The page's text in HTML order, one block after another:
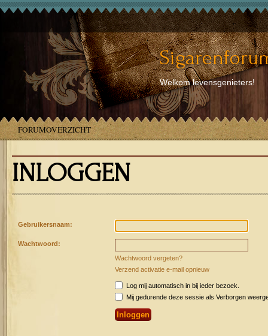
Welkom levensgenieters!
FORUMOVERZICHT
INLOGGEN
Gebruikersnaam:
Wachtwoord:
Wachtwoord vergeten?
Verzend activatie e-mail opnieuw
Log mij automatisch in bij ieder bezoek.
Mij gedurende deze sessie als Verborgen